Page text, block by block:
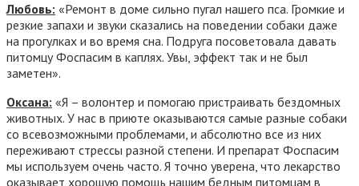
Любовь: «Ремонт в доме сильно пугал нашего пса. Громкие и
резкие запахи и звуки сказались на поведении собаки даже
на прогулках и во время сна. Подруга посоветовала давать
питомцу Фоспасим в каплях. Увы, эффект так и не был
заметен».
Оксана: «Я – волонтер и помогаю пристраивать бездомных
животных. У нас в приюте оказываются самые разные собаки
со всевозможными проблемами, и абсолютно все из них
переживают стрессы разной степени. И препарат Фоспасим
мы используем очень часто. Я точно уверена, что лекарство
оказывает хорошую помощь нашим бедным питомцам в